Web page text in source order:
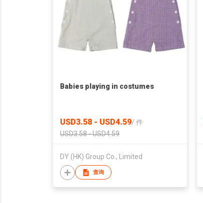
Babies playing in costumes
USD3.58 - USD4.59/ 件
USD3.58 - USD4.59
DY (HK) Group Co., Limited
查询